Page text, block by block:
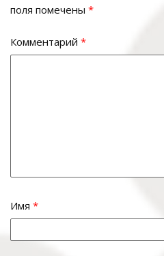
поля помечены *
Комментарий *
Имя *